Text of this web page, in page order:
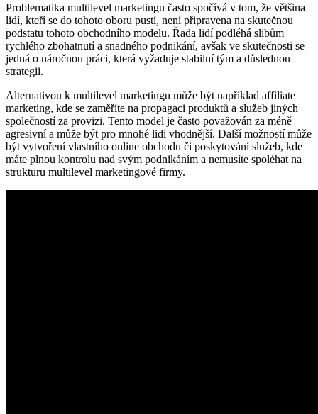
Problematika multilevel marketingu často spočívá v tom, že většina
lidí, kteří se do tohoto oboru pustí, není připravena na skutečnou
podstatu tohoto obchodního modelu. Řada lidí podléhá slibům
rychlého zbohatnutí a snadného podnikání, avšak ve skutečnosti se
jedná o náročnou práci, která vyžaduje stabilní tým a důslednou
strategii.
Alternativou k multilevel marketingu může být například affiliate
marketing, kde se zaměříte na propagaci produktů a služeb jiných
společností za provizi. Tento model je často považován za méně
agresivní a může být pro mnohé lidi vhodnější. Další možností může
být vytvoření vlastního online obchodu či poskytování služeb, kde
máte plnou kontrolu nad svým podnikáním a nemusíte spoléhat na
strukturu multilevel marketingové firmy.